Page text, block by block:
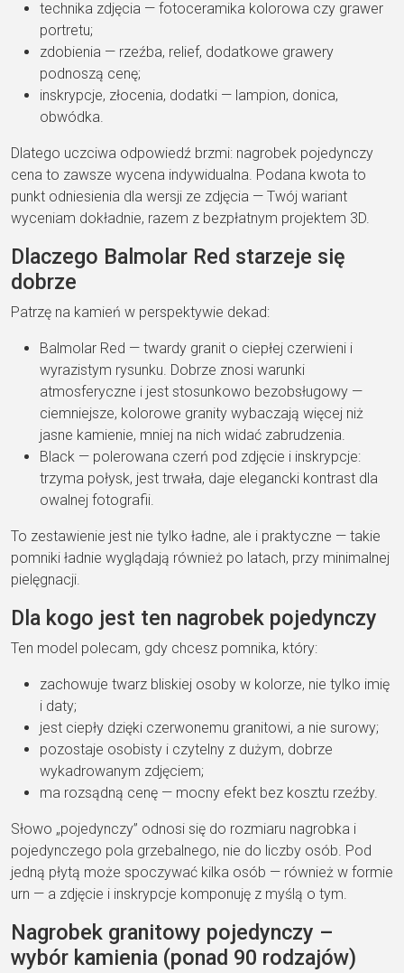
technika zdjęcia — fotoceramika kolorowa czy grawer
portretu;
zdobienia — rzeźba, relief, dodatkowe grawery
podnoszą cenę;
inskrypcje, złocenia, dodatki — lampion, donica,
obwódka.
Dlatego uczciwa odpowiedź brzmi: nagrobek pojedynczy
cena to zawsze wycena indywidualna. Podana kwota to
punkt odniesienia dla wersji ze zdjęcia — Twój wariant
wyceniam dokładnie, razem z bezpłatnym projektem 3D.
Dlaczego Balmolar Red starzeje się
dobrze
Patrzę na kamień w perspektywie dekad:
Balmolar Red — twardy granit o ciepłej czerwieni i
wyrazistym rysunku. Dobrze znosi warunki
atmosferyczne i jest stosunkowo bezobsługowy —
ciemniejsze, kolorowe granity wybaczają więcej niż
jasne kamienie, mniej na nich widać zabrudzenia.
Black — polerowana czerń pod zdjęcie i inskrypcje:
trzyma połysk, jest trwała, daje elegancki kontrast dla
owalnej fotografii.
To zestawienie jest nie tylko ładne, ale i praktyczne — takie
pomniki ładnie wyglądają również po latach, przy minimalnej
pielęgnacji.
Dla kogo jest ten nagrobek pojedynczy
Ten model polecam, gdy chcesz pomnika, który:
zachowuje twarz bliskiej osoby w kolorze, nie tylko imię
i daty;
jest ciepły dzięki czerwonemu granitowi, a nie surowy;
pozostaje osobisty i czytelny z dużym, dobrze
wykadrowanym zdjęciem;
ma rozsądną cenę — mocny efekt bez kosztu rzeźby.
Słowo „pojedynczy” odnosi się do rozmiaru nagrobka i
pojedynczego pola grzebalnego, nie do liczby osób. Pod
jedną płytą może spoczywać kilka osób — również w formie
urn — a zdjęcie i inskrypcje komponuję z myślą o tym.
Nagrobek granitowy pojedynczy –
wybór kamienia (ponad 90 rodzajów)